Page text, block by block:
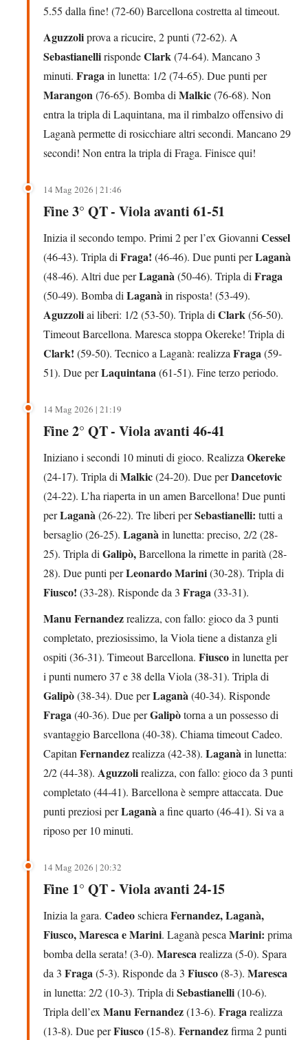
5.55 dalla fine! (72-60) Barcellona costretta al timeout.
Aguzzoliprova a ricucire, 2 punti (72-62). A
SebastianellirispondeClark(74-64). Mancano 3
minuti. Fragain lunetta: 1/2 (74-65). Due punti per
Marangon(76-65). Bomba diMalkic(76-68). Non
entra la tripla di Laquintana, ma il rimbalzo offensivo di
Laganà permette di rosicchiare altri secondi. Mancano 29
secondi! Non entra la tripla di Fraga. Finisce qui!
14 Mag 2026 | 21:46
Fine 3° QT - Viola avanti 61-51
Inizia il secondo tempo. Primi 2 per l’ex GiovanniCessel
(46-43). Tripla diFraga! (46-46). Due punti perLaganà
(48-46). Altri due perLaganà(50-46). Tripla diFraga
(50-49). Bomba diLaganàin risposta! (53-49).
Aguzzoliai liberi: 1/2 (53-50). Tripla diClark(56-50).
Timeout Barcellona. Maresca stoppa Okereke! Tripla di
Clark! (59-50). Tecnico a Laganà: realizzaFraga(59-
51). Due perLaquintana(61-51). Fine terzo periodo.
14 Mag 2026 | 21:19
Fine 2° QT - Viola avanti 46-41
Iniziano i secondi 10 minuti di gioco. RealizzaOkereke
(24-17). Tripla diMalkic(24-20). Due perDancetovic
(24-22). L’ha riaperta in un amen Barcellona! Due punti
perLaganà(26-22). Tre liberi perSebastianelli: tutti a
bersaglio (26-25). Laganàin lunetta: preciso, 2/2 (28-
25). Tripla diGalipò,Barcellona la rimette in parità (28-
28). Due punti perLeonardo Marini(30-28). Tripla di
Fiusco! (33-28). Risponde da 3 Fraga(33-31).
Manu Fernandezrealizza, con fallo: gioco da 3 punti
completato, preziosissimo, la Viola tiene a distanza gli
ospiti (36-31). Timeout Barcellona. Fiuscoin lunetta per
i punti numero 37 e 38 della Viola (38-31). Tripla di
Galipò(38-34). Due perLaganà(40-34). Risponde
Fraga(40-36). Due perGalipòtorna a un possesso di
svantaggio Barcellona (40-38). Chiama timeout Cadeo.
CapitanFernandezrealizza (42-38). Laganàin lunetta:
2/2 (44-38). Aguzzolirealizza, con fallo: gioco da 3 punti
completato (44-41). Barcellona è sempre attaccata. Due
punti preziosi perLaganàa fine quarto (46-41). Si va a
riposo per 10 minuti.
14 Mag 2026 | 20:32
Fine 1° QT - Viola avanti 24-15
Inizia la gara. CadeoschieraFernandez, Laganà,
Fiusco, Maresca e Marini. Laganà pescaMarini: prima
bomba della serata! (3-0). Marescarealizza (5-0). Spara
da 3 Fraga(5-3). Risponde da 3 Fiusco(8-3). Maresca
in lunetta: 2/2 (10-3). Tripla diSebastianelli(10-6).
Tripla dell’exManu Fernandez(13-6). Fragarealizza
(13-8). Due perFiusco(15-8). Fernandezfirma 2 punti